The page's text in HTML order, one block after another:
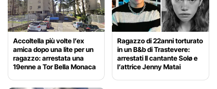
Accoltella più volte l’ex
amica dopo una lite per un
ragazzo: arrestata una
19enne a Tor Bella Monaca
Ragazzo di 22anni torturato
in un B&b di Trastevere:
arrestati Il cantante Solø e
l’attrice Jenny Matai